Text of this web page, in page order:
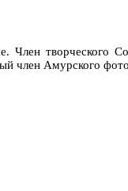
творческого
член Амурского